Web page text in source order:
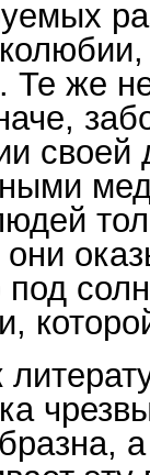
Те же
они
под